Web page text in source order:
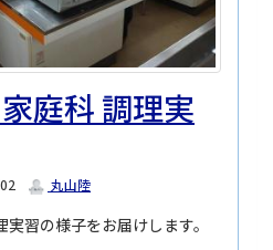
庭科 調理実
丸山陸
習の様子をお届けします。